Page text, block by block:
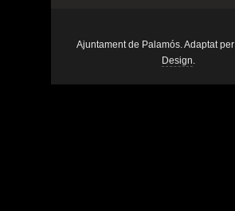
Ajuntament de Palamós. Adaptat per
Design.